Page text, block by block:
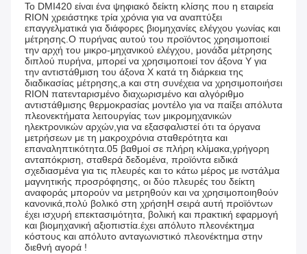
Το DMI420 είναι ένα ψηφιακό δείκτη κλίσης που η εταιρεία
RION χρειάστηκε τρία χρόνια για να αναπτύξει
επαγγελματικά για διάφορες βιομηχανίες ελέγχου γωνίας και
μέτρησης.Ο πυρήνας αυτού του προϊόντος χρησιμοποιεί
την αρχή του μικρο-μηχανικού ελέγχου, μονάδα μέτρησης
διπλού πυρήνα, μπορεί να χρησιμοποιεί τον άξονα Y για
την αντιστάθμιση του άξονα X κατά τη διάρκεια της
διαδικασίας μέτρησης,a και στη συνέχεια να χρησιμοποιήσει
RION πατενταρισμένο διαχωρισμένο και αλγόριθμο
αντιστάθμισης θερμοκρασίας μοντέλο για να παίξει απόλυτα
πλεονεκτήματα λειτουργίας των μικρομηχανικών
ηλεκτρονικών αρχών,για να εξασφαλιστεί ότι τα όργανα
μετρήσεων με τη μακροχρόνια σταθερότητα και
επαναληπτικότητα.05 βαθμοί σε πλήρη κλίμακα,γρήγορη
ανταπόκριση, σταθερά δεδομένα, προϊόντα ειδικά
σχεδιασμένα για τις πλευρές και το κάτω μέρος με ινστάλμα
μαγνητικής προσρόφησης, οι δύο πλευρές του δείκτη
αναφοράς μπορούν να μετρηθούν και να χρησιμοποιηθούν
κανονικά,πολύ βολικό στη χρήσηΗ σειρά αυτή προϊόντων
έχει ισχυρή επεκτασιμότητα, βολική και πρακτική εφαρμογή
και βιομηχανική αξιοπιστία.έχει απόλυτο πλεονέκτημα
κόστους και απόλυτο ανταγωνιστικό πλεονέκτημα στην
διεθνή αγορά !